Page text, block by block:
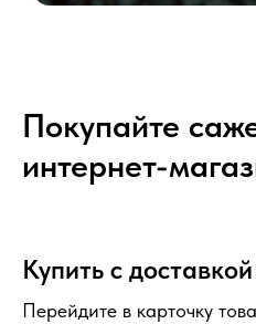
Покупайте
интернет-
Купить с
Перейдите в карточку